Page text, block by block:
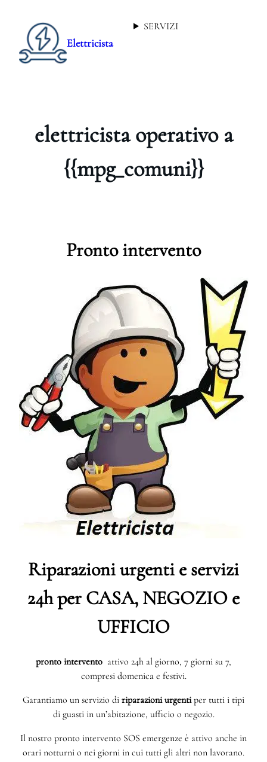
Elettricista
SERVIZI
elettricista operativo a
{{mpg_comuni}}
Pronto intervento
Riparazioni urgenti e servizi
24h per CASA, NEGOZIO e
UFFICIO
pronto intervento attivo 24h al giorno, 7 giorni su 7,
compresi domenica e festivi.
Garantiamo un servizio di riparazioni urgentiper tutti i tipi
di guasti in un’abitazione, ufficio o negozio.
Il nostro pronto intervento SOS emergenze è attivo anche in
orari notturni o nei giorni in cui tutti gli altri non lavorano.